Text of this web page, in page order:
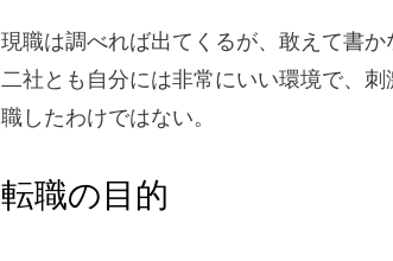
現職は調べれば出てくるが、敢えて書か
二社とも自分には非常にいい環境で、
職したわけではない。
転職の目的